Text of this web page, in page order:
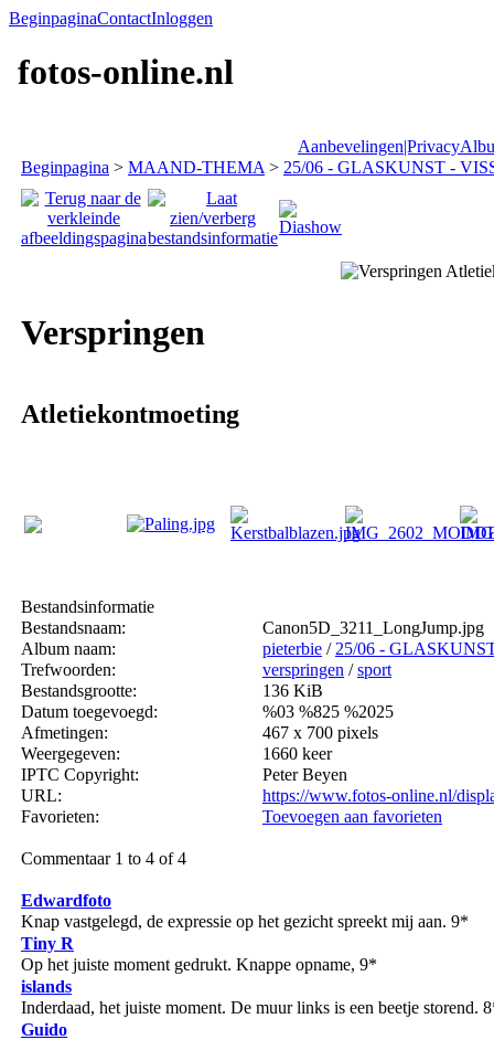
BeginpaginaContactInloggen
fotos-online.nl
Aanbevelingen|Privacy
Beginpagina > MAAND-THEMA > 25/06 - GLASKUNST -
Verspringen
Atletiekontmoeting
Bestandsinformatie
Bestandsnaam:
Canon5D_3211_LongJump.jpg
Album naam:
pieterbie / 25/06 -
Trefwoorden:
verspringen /sport
Bestandsgrootte:
136 KiB
Datum toegevoegd:
%03 %825 %2025
Afmetingen:
467 x 700 pixels
Weergegeven:
1660 keer
IPTC Copyright:
Peter Beyen
URL:
https://www.fotos-online.nl/
Favorieten:
Toevoegen aan favorieten
Commentaar 1 to 4 of 4
Edwardfoto
Knap vastgelegd, de expressie op het gezicht spreekt mij aan. 9*
Tiny R
Op het juiste moment gedrukt. Knappe opname, 9*
islands
Inderdaad, het juiste moment. De muur links is een beetje storend.
Guido